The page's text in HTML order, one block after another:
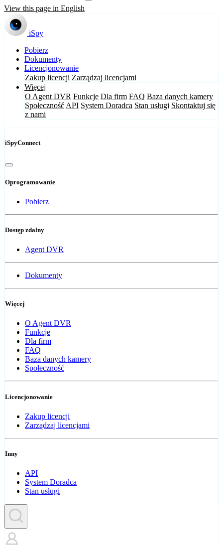
View this page in English
iSpy
Pobierz
Dokumenty
Licencjonowanie
Zakup licencji Zarządzaj licencjami
Więcej
O Agent DVR Funkcje Dla firm FAQ Baza danych kamery
Społeczność API System Doradca Stan usługi Skontaktuj się
z nami
iSpyConnect
Oprogramowanie
Pobierz
Dostęp zdalny
Agent DVR
Dokumenty
Więcej
O Agent DVR
Funkcje
Dla firm
FAQ
Baza danych kamery
Społeczność
Licencjonowanie
Zakup licencji
Zarządzaj licencjami
Inny
API
System Doradca
Stan usługi